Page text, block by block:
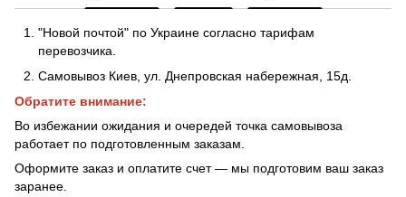
"Новой почтой" по Украине согласно тарифам
перевозчика.
Самовывоз Киев, ул. Днепровская набережная , 15д.
Обратите внимание:
Во избежании ожидания и очередей точка самовывоза
работает по подготовленным заказам.
Оформите заказ и оплатите счет — мы подготовим ваш заказ
заранее.